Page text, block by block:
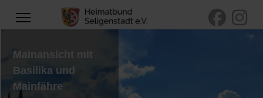
Mainansicht mit
Basilika und
Mainfähre